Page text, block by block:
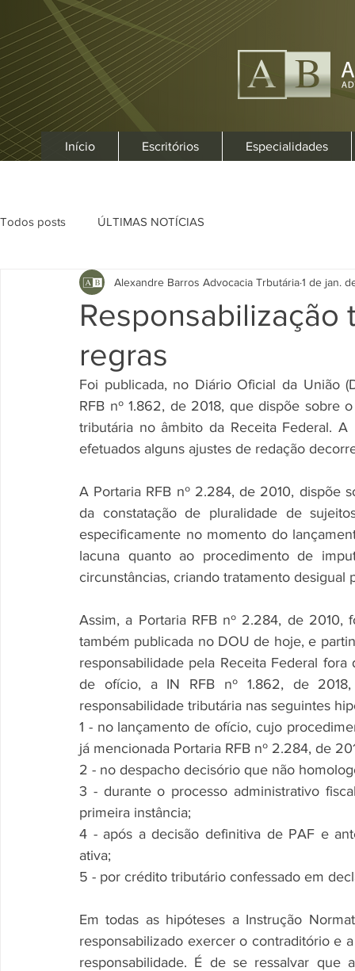
Início Escritórios Especialidades
Todos posts ÚLTIMAS NOTÍCIAS
Responsabilização
regras
Alexandre Barros Advocacia Trbutária1 de jan.
Foi publicada, no Diário Oficial da União
RFB nº 1.862, de 2018, que dispõe sobre
tributária no âmbito da Receita Federal.
efetuados alguns ajustes de redação
A Portaria RFB nº 2.284, de 2010, dispõe
da constatação de pluralidade de
especificamente no momento do
lacuna quanto ao procedimento de
circunstâncias, criando tratamento desigual
Assim, a Portaria RFB nº 2.284, de 2010,
também publicada no DOU de hoje, e
responsabilidade pela Receita Federal
de ofício, a IN RFB nº 1.862, de
responsabilidade tributária nas seguintes
1 - no lançamento de ofício, cujo
já mencionada Portaria RFB nº 2.284, de
2 - no despacho decisório que não
3 - durante o processo administrativo
primeira instância;
4 - após a decisão definitiva de PAF e
ativa;
5 - por crédito tributário confessado em
Em todas as hipóteses a Instrução
responsabilizado exercer o contraditório e
responsabilidade. É de se ressalvar que